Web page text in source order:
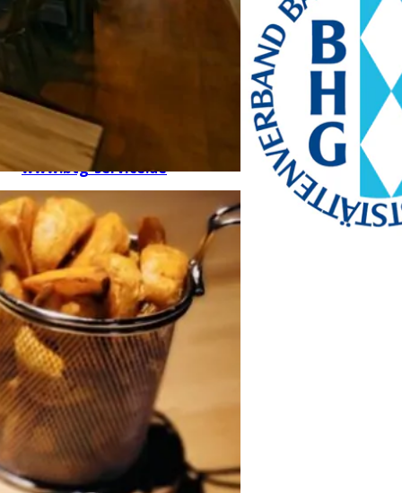
Türkenstraße 7
80333 München
Telefon: +49 89 28760-
Fax: +49 89 28760-121
bayerischekueche@btg-
service.de
www.btg-service.de